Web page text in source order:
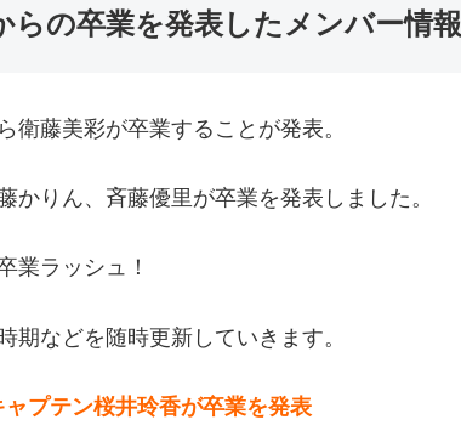
らの卒業を発表したメンバー情報
衛藤美彩が卒業することが発表。
かりん、斉藤優里が卒業を発表しました。
業ラッシュ！
期などを随時更新していきます。
プテン桜井玲香が卒業を発表